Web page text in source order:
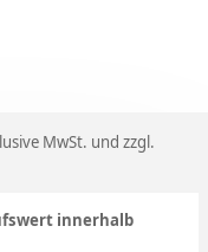
MwSt. und zzgl.
innerhalb